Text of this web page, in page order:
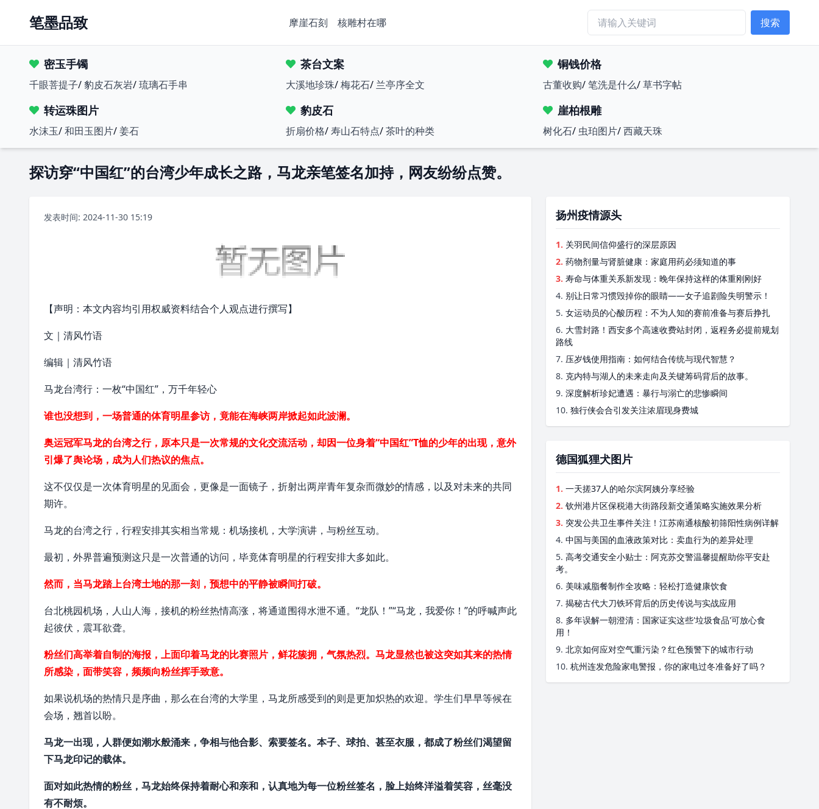
笔墨品致 摩崖石刻 核雕村在哪 搜索
密玉手镯
千眼菩提子/豹皮石灰岩/琉璃石手串
茶台文案
大溪地珍珠/梅花石/ 兰亭序全文
铜钱价格
古董收购/笔洗是什么/草书字帖
转运珠图片
水沫玉/和田玉图片/姜石
豹皮石
折扇价格/寿山石特点/茶叶的种类
崖柏根雕
树化石/ 虫珀图片/西藏天珠
探访穿“中国红”的台湾少年成长之路，马龙亲笔签名加持，网友纷纷点赞。
发表时间: 2024-11-30 15:19
【声明：本文内容均引用权威资料结合个人观点进行撰写】
文｜清风竹语
编辑｜清风竹语
马龙台湾行：一枚“中国红”，万千年轻心
谁也没想到，一场普通的体育明星参访，竟能在海峡两岸掀起如此波澜。
奥运冠军马龙的台湾之行，原本只是一次常规的文化交流活动，却因一位身着“中国红”T恤的少年的出现，意外
引爆了舆论场，成为人们热议的焦点。
这不仅仅是一次体育明星的见面会，更像是一面镜子，折射出两岸青年复杂而微妙的情感，以及对未来的共同
期许。
马龙的台湾之行，行程安排其实相当常规：机场接机，大学演讲，与粉丝互动。
最初，外界普遍预测这只是一次普通的访问，毕竟体育明星的行程安排大多如此。
然而，当马龙踏上台湾土地的那一刻，预想中的平静被瞬间打破。
台北桃园机场 ，人山人海，接机的粉丝热情高涨，将通道围得水泄不通。“龙队！”“马龙，我爱你！”的呼喊声此
起彼伏，震耳欲聋。
粉丝们高举着自制的海报，上面印着马龙的比赛照片，鲜花簇拥，气氛热烈。马龙显然也被这突如其来的热情
所感染，面带笑容，频频向粉丝挥手致意。
如果说机场的热情只是序曲，那么在台湾的大学里，马龙所感受到的则是更加炽热的欢迎。学生们早早等候在
会场，翘首以盼。
马龙一出现，人群便如潮水般涌来，争相与他合影、索要签名。本子、球拍、甚至衣服，都成了粉丝们渴望留
下马龙印记的载体。
面对如此热情的粉丝，马龙始终保持着耐心和亲和，认真地为每一位粉丝签名，脸上始终洋溢着笑容，丝毫没
有不耐烦。
扬州疫情源头
1. 关羽民间信仰盛行的深层原因
2. 药物剂量与肾脏健康：家庭用药必须知道的事
3. 寿命与体重关系新发现：晚年保持这样的体重刚刚好
4. 别让日常习惯毁掉你的眼睛——女子追剧险失明警示！
5. 女运动员的心酸历程：不为人知的赛前准备与赛后挣扎
6. 大雪封路！西安多个高速收费站封闭，返程务必提前规划
路线
7. 压岁钱使用指南：如何结合传统与现代智慧？
8. 克内特与湖人的未来走向及关键筹码背后的故事。
9. 深度解析珍妃遭遇：暴行与溺亡的悲惨瞬间
10. 独行侠会合引发关注浓眉现身费城
德国狐狸犬图片
1. 一天搓37人的哈尔滨阿姨分享经验
2. 钦州港片区保税港大街路段新交通策略实施效果分析
3. 突发公共卫生事件关注！江苏南通核酸初筛阳性病例详解
4. 中国与美国的血液政策对比：卖血行为的差异处理
5. 高考交通安全小贴士：阿克苏交警温馨提醒助你平安赴
考。
6. 美味减脂餐制作全攻略：轻松打造健康饮食
7. 揭秘古代大刀铁环背后的历史传说与实战应用
8. 多年误解一朝澄清：国家证实这些'垃圾食品'可放心食
用！
9. 北京如何应对空气重污染？红色预警下的城市行动
10. 杭州连发危险家电警报，你的家电过冬准备好了吗？